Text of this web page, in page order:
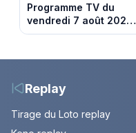
Programme TV du
vendredi 7 août 2026 :
notre sélection pour
Replay
Tirage du Loto replay